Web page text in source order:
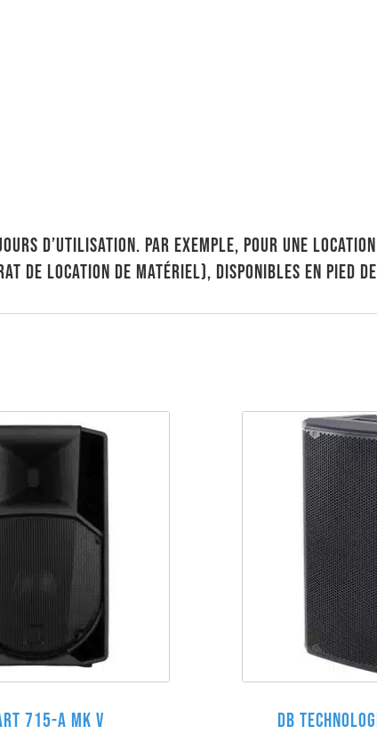
d’utilisation. Par exemple, pour une
de location de matériel), disponibles en pied de
715-A MK V DB